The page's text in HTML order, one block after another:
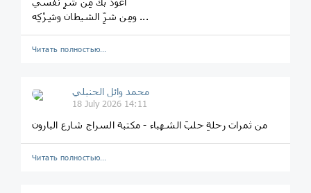
ومِن شرِّ الشيطان وشِرْكِه ...
Читать полностью…
محمد وائل الحنبلي
18 July 2026 14:11
من ثمرات رحلةِ حلبَ الشهباء - مكتبة السراج شارع البارون
Читать полностью…